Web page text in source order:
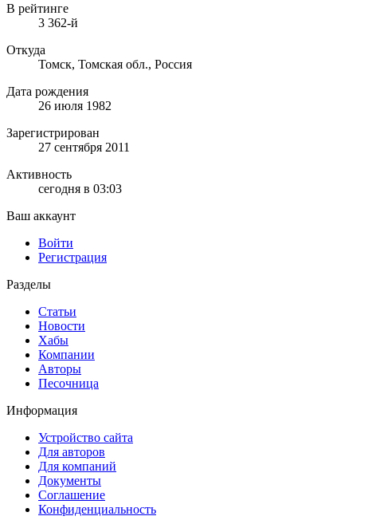
В рейтинге
3 362-й
Откуда
Томск, Томская обл., Россия
Дата рождения
26 июля 1982
Зарегистрирован
27 сентября 2011
Активность
сегодня в 03:03
Ваш аккаунт
Войти
Регистрация
Разделы
Статьи
Новости
Хабы
Компании
Авторы
Песочница
Информация
Устройство сайта
Для авторов
Для компаний
Документы
Соглашение
Конфиденциальность